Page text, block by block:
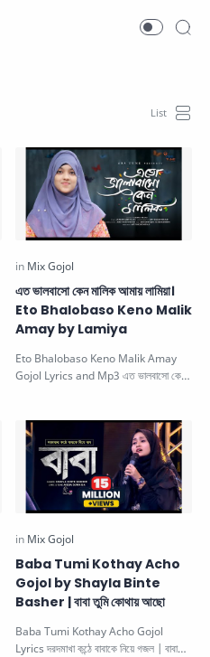
এত ভালবাসো কেন মালিক আমায় লামিয়া।
Eto Bhalobaso Keno Malik
Amay by Lamiya
Eto Bhalobaso Keno Malik Amay
Gojol Lyrics and Mp3 এত ভালবাসো কেন
Baba Tumi Kothay Acho
Gojol by Shayla Binte
Basher | বাবা তুমি কোথায় আছো
Baba Tumi Kothay Acho Gojol
Lyrics দরদমাখা কন্ঠে বাবাকে নিয়ে গজল | বাবা